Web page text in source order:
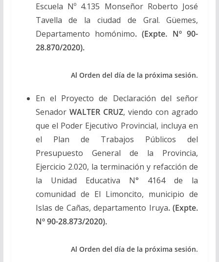
Escuela Nº 4.135 Monseñor Roberto José
Tavella de la ciudad de Gral. Güemes,
Departamento homónimo. (Expte. Nº 90-
28.870/2020).
Al Orden del día de la próxima sesión.
En el Proyecto de Declaración del señor
Senador WALTER CRUZ, viendo con agrado
que el Poder Ejecutivo Provincial, incluya en
el Plan de Trabajos Públicos del
Presupuesto General de la Provincia,
Ejercicio 2.020, la terminación y refacción de
la Unidad Educativa N° 4164 de la
comunidad de El Limoncito, municipio de
Islas de Cañas, departamento Iruya. (Expte.
Nº 90-28.873/2020).
Al Orden del día de la próxima sesión.